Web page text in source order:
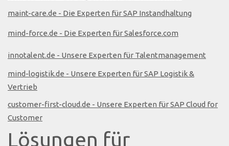
maint-care.de - Die Experten für SAP Instandhaltung
mind-force.de - Die Experten für Salesforce.com
innotalent.de - Unsere Experten für Talentmanagement
mind-logistik.de - Unsere Experten für SAP Logistik &
Vertrieb
customer-first-cloud.de - Unsere Experten für SAP Cloud for
Customer
Lösungen für